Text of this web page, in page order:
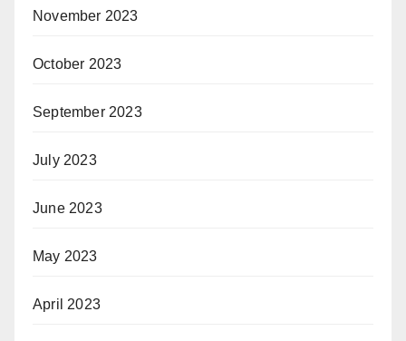
November 2023
October 2023
September 2023
July 2023
June 2023
May 2023
April 2023